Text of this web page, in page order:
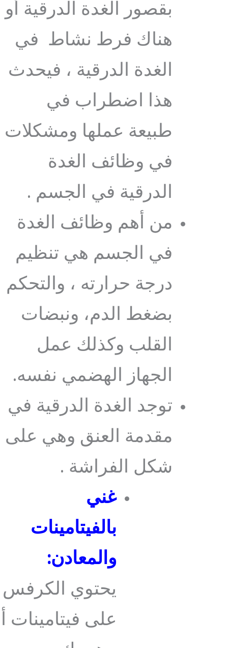
بقصور الغدة الدرقية أو
هناك فرط نشاط في
الغدة الدرقية ، فيحدث
هذا اضطراب في
طبيعة عملها ومشكلات
في وظائف الغدة
الدرقية في الجسم .
من أهم وظائف الغدة
في الجسم هي تنظيم
درجة حرارته ، والتحكم
بضغط الدم، ونبضات
القلب وكذلك عمل
الجهاز الهضمي نفسه.
توجد الغدة الدرقية في
مقدمة العنق وهي على
شكل الفراشة .
غني
بالفيتامينات
والمعادن:
يحتوي الكرفس
على فيتامينات أ